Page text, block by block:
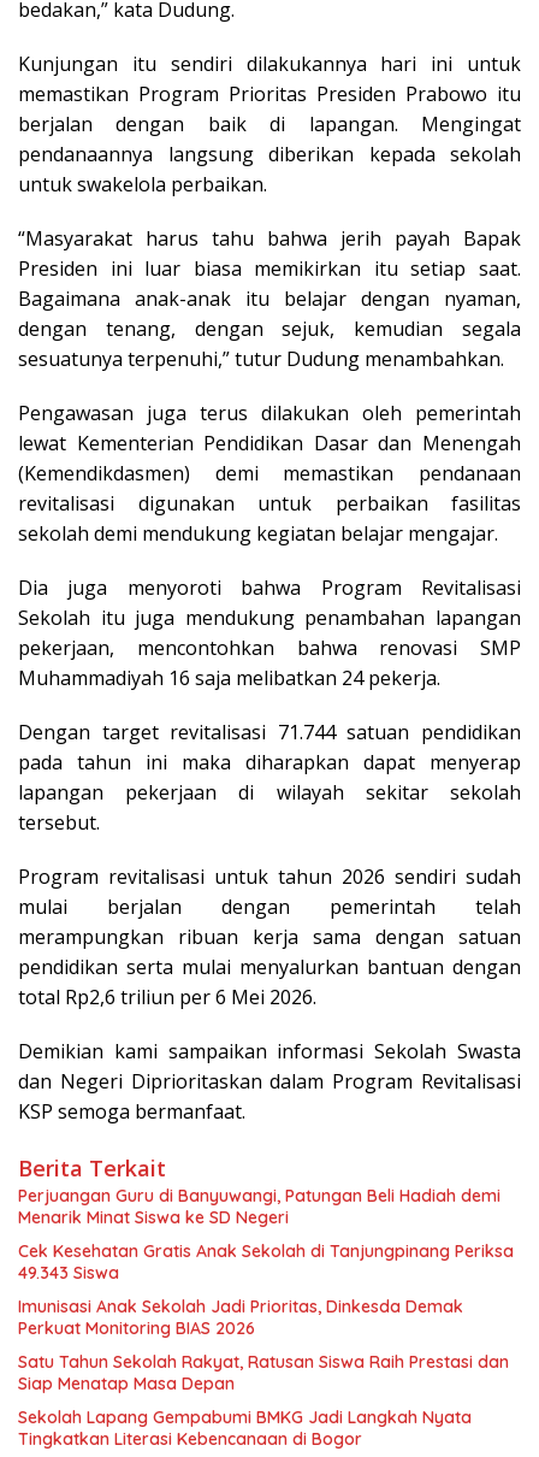
bedakan,” kata Dudung.
Kunjungan itu sendiri dilakukannya hari ini untuk
memastikan Program Prioritas Presiden Prabowo itu
berjalan dengan baik di lapangan. Mengingat
pendanaannya langsung diberikan kepada sekolah
untuk swakelola perbaikan.
“Masyarakat harus tahu bahwa jerih payah Bapak
Presiden ini luar biasa memikirkan itu setiap saat.
Bagaimana anak-anak itu belajar dengan nyaman,
dengan tenang, dengan sejuk, kemudian segala
sesuatunya terpenuhi,” tutur Dudung menambahkan.
Pengawasan juga terus dilakukan oleh pemerintah
lewat Kementerian Pendidikan Dasar dan Menengah
(Kemendikdasmen) demi memastikan pendanaan
revitalisasi digunakan untuk perbaikan fasilitas
sekolah demi mendukung kegiatan belajar mengajar.
Dia juga menyoroti bahwa Program Revitalisasi
Sekolah itu juga mendukung penambahan lapangan
pekerjaan, mencontohkan bahwa renovasi SMP
Muhammadiyah 16 saja melibatkan 24 pekerja.
Dengan target revitalisasi 71.744 satuan pendidikan
pada tahun ini maka diharapkan dapat menyerap
lapangan pekerjaan di wilayah sekitar sekolah
tersebut.
Program revitalisasi untuk tahun 2026 sendiri sudah
mulai berjalan dengan pemerintah telah
merampungkan ribuan kerja sama dengan satuan
pendidikan serta mulai menyalurkan bantuan dengan
total Rp2,6 triliun per 6 Mei 2026.
Demikian kami sampaikan informasi Sekolah Swasta
dan Negeri Diprioritaskan dalam Program Revitalisasi
KSP semoga bermanfaat.
Berita Terkait
Perjuangan Guru di Banyuwangi, Patungan Beli Hadiah demi
Menarik Minat Siswa ke SD Negeri
Cek Kesehatan Gratis Anak Sekolah di Tanjungpinang Periksa
49.343 Siswa
Imunisasi Anak Sekolah Jadi Prioritas, Dinkesda Demak
Perkuat Monitoring BIAS 2026
Satu Tahun Sekolah Rakyat, Ratusan Siswa Raih Prestasi dan
Siap Menatap Masa Depan
Sekolah Lapang Gempabumi BMKG Jadi Langkah Nyata
Tingkatkan Literasi Kebencanaan di Bogor